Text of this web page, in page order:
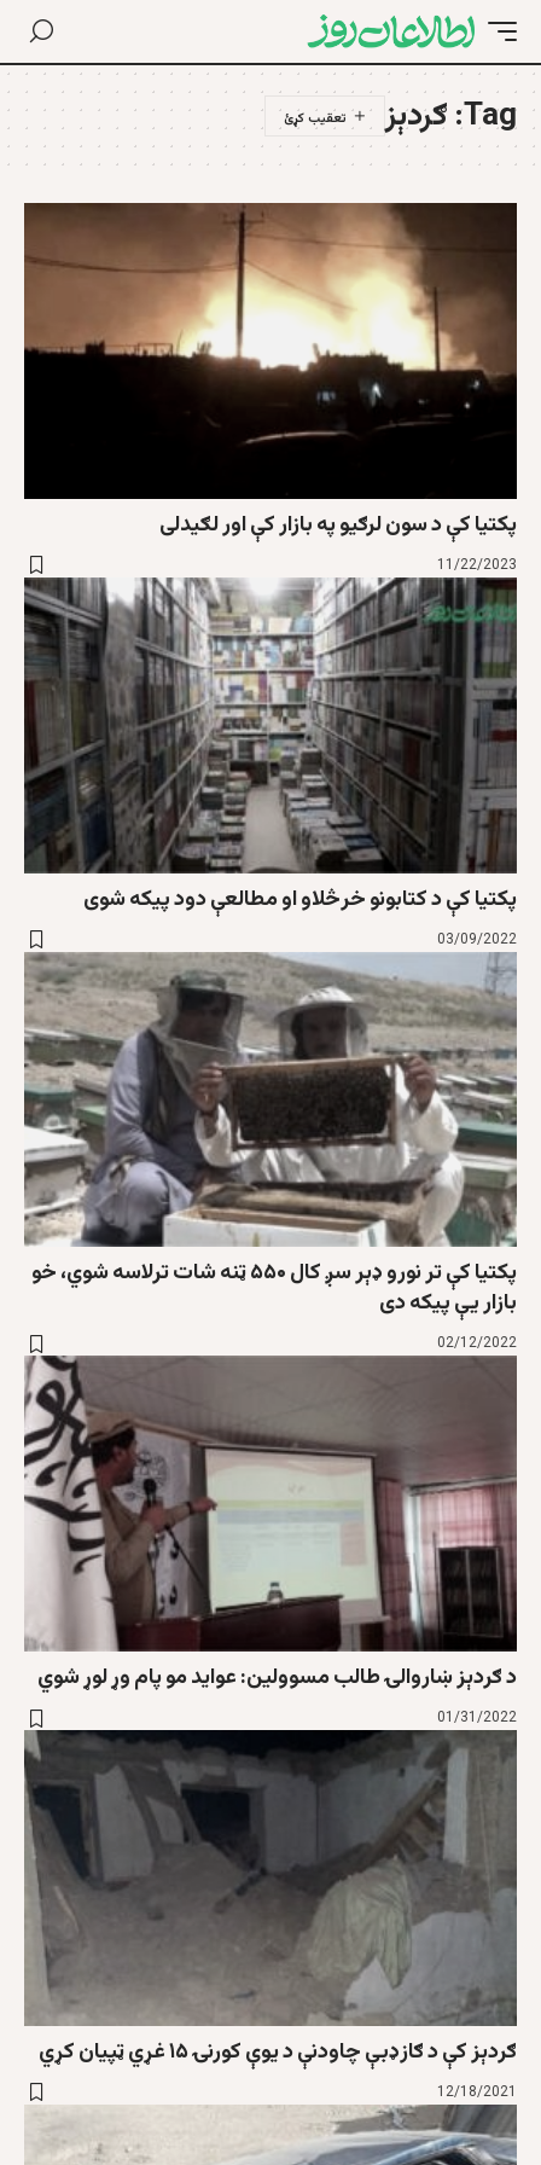
Tag: ګردېز
پکتيا کې د سون لرګيو په بازار کې اور لګیدلی
11/22/2023
پکتیا کې د کتابونو خرڅلاو او مطالعې دود پیکه شوی
03/09/2022
پکتیا کې تر نورو ډېر سږ کال ۵۵۰ ټنه شات ترلاسه شوي، خو
بازار یې پیکه دی
02/12/2022
د ګردېز ښاروالۍ طالب مسوولین: عواید مو پام وړ لوړ شوي
01/31/2022
ګردېز کې د ګازډبې چاودنې د یوې کورنۍ ۱۵ غړي ټپیان کړي
12/18/2021